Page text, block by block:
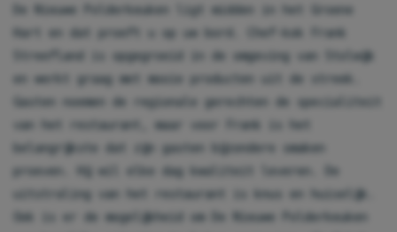
De Nieuwe Polderkeuken ligt midden in het Groene
Hart en dat proeft u op uw bord. Chef-kok Frank
Streefland is opgegroeid in de omgeving van Stolwijk
en werkt graag met mooie producten uit de streek.
Gasten noemen de regionale gerechten de specialiteit
van het restaurant, maar voor Frank is het
belangrijkste dat zijn gasten bijzondere smaken
proeven. Hij wil elke dag kwaliteit leveren. De
uitstraling van het restaurant is knus en huiselijk.
Ook is er de mogelijkheid om De Nieuwe Polderkeuken